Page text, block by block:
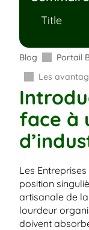
Title
Blog
Portail
Les
face à
Les
position
artisanale de
lourdeur
doivent